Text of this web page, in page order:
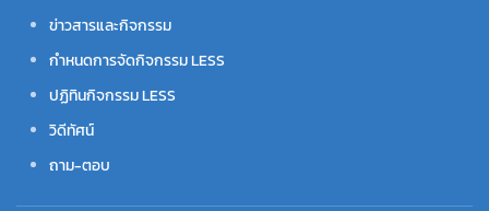
ข่าวสารและกิจกรรม
กำหนดการจัดกิจกรรม LESS
ปฏิทินกิจกรรม LESS
วิดีทัศน์
ถาม-ตอบ